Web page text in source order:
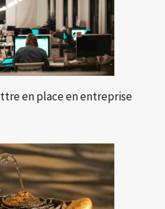
en place en entreprise